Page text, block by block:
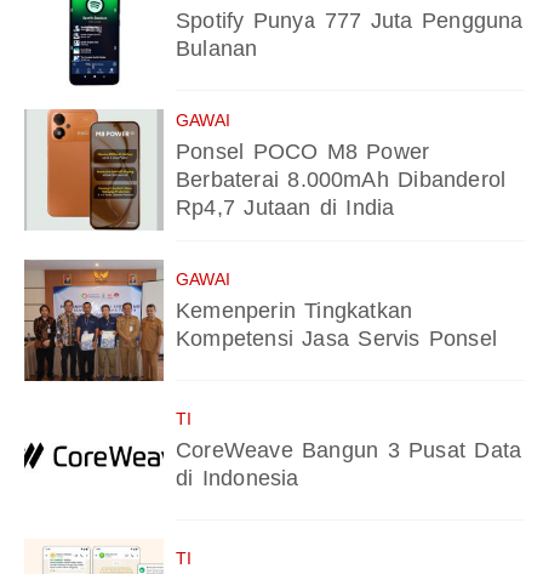
Spotify Punya 777 Juta Pengguna
Bulanan
GAWAI
Ponsel POCO M8 Power
Berbaterai 8.000mAh Dibanderol
Rp4,7 Jutaan di India
GAWAI
Kemenperin Tingkatkan
Kompetensi Jasa Servis Ponsel
TI
CoreWeave Bangun 3 Pusat Data
di Indonesia
TI